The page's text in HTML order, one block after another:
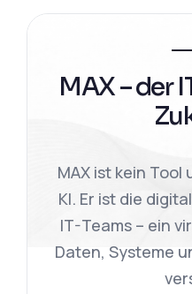
MAX – der
MAX ist kein Tool
KI. Er ist die
IT-Teams – ein
Daten, Systeme